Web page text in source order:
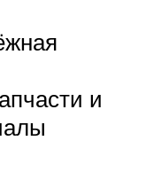
и